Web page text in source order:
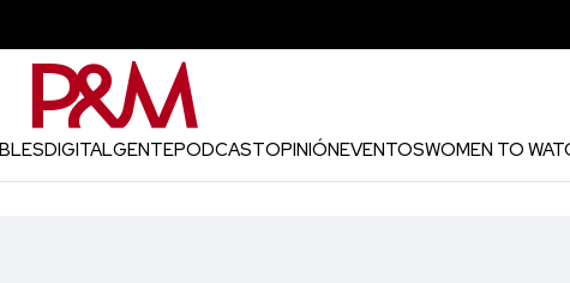
DIGITALGENTEPODCASTOPINIÓNEVENTOSWOMEN TO